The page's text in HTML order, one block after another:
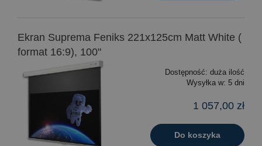
Ekran Suprema Feniks 221x125cm Matt White (
format 16:9), 100"
Dostępność: duża ilość
Wysyłka w: 5 dni
1 057,00 zł
Do koszyka